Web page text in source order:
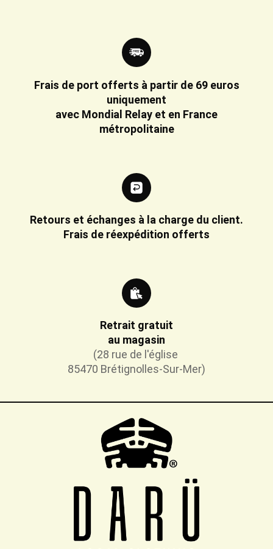
Frais de port offerts à partir de 69 euros
uniquement
avec Mondial Relay et en France
métropolitaine
Retours et échanges à la charge du client.
Frais de réexpédition offerts
Retrait gratuit
au magasin
(28 rue de l'église
85470 Brétignolles-Sur-Mer)